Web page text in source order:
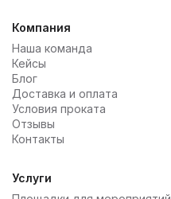
Компания
Наша команда
Кейсы
Блог
Доставка и оплата
Условия проката
Отзывы
Контакты
Услуги